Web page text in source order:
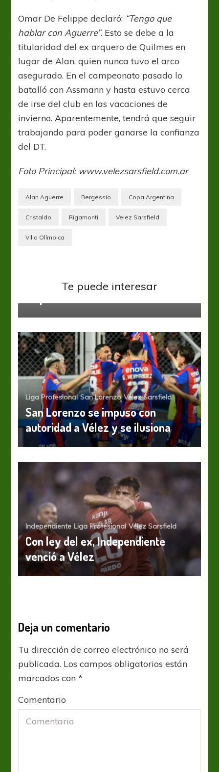
Omar De Felippe declaró: “Tengo que
hablar con Aguerre”. Esto se debe a la
titularidad del ex arquero de Quilmes en
lugar de Alan, quien nunca tuvo el arco
asegurado. En el campeonato pasado lo
batalló con Assmann y hasta estuvo cerca
de irse del club en las vacaciones de
invierno. Aparentemente, tendrá que seguir
trabajando para poder ganarse la confianza
del DT.
Foto Principal: www.velezsarsfield.com.ar
Alan Aguerre Bergessio Copa Argentina
Cristaldo Rigamonti Velez Sarsfield
Villa Olímpica
Te puede interesar
Liga Profesional River Plate Vélez Sarsfield
Liga Profesional San Lorenzo Vélez Sarsfield
San Lorenzo se impuso con
autoridad a Vélez y se ilusiona
Independiente Liga Profesional Vélez Sarsfield
Con ley del ex, Independiente
venció a Vélez
Deja un comentario
Tu dirección de correo electrónico no será
publicada. Los campos obligatorios están
marcados con*
Comentario